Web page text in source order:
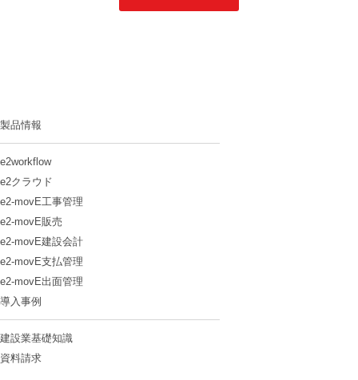
製品情報
e2workflow
e2クラウド
e2-movE工事管理
e2-movE販売
e2-movE建設会計
e2-movE支払管理
e2-movE出面管理
導入事例
建設業基礎知識
資料請求